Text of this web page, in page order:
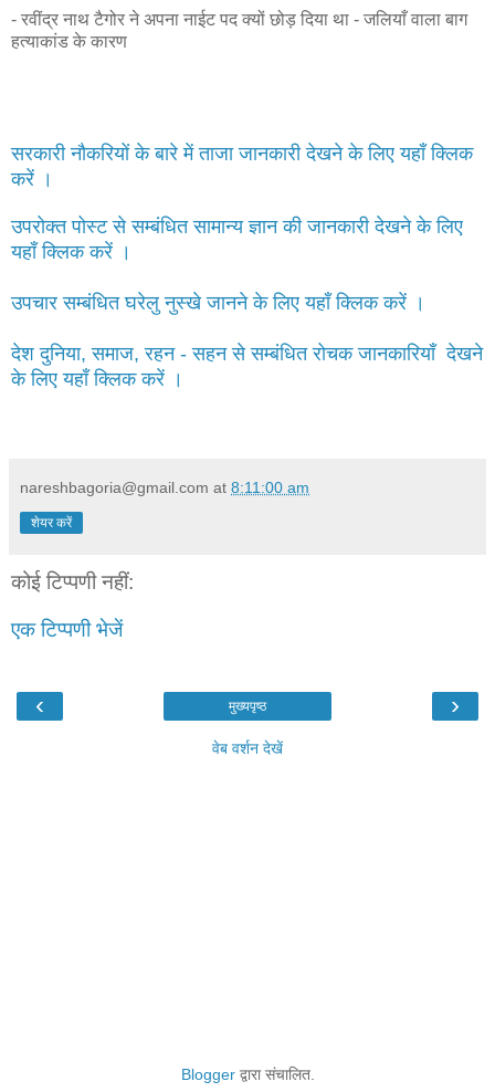
- रवींद्र नाथ टैगोर ने अपना नाईट पद क्यों छोड़ दिया था - जलियाँ वाला बाग
हत्याकांड के कारण
सरकारी नौकरियों के बारे में ताजा जानकारी देखने के लिए यहाँ क्लिक
करें ।
उपरोक्त पोस्ट से सम्बंधित सामान्य ज्ञान की जानकारी देखने के लिए
यहाँ क्लिक करें ।
उपचार सम्बंधित घरेलु नुस्खे जानने के लिए यहाँ क्लिक करें ।
देश दुनिया, समाज, रहन - सहन से सम्बंधित रोचक जानकारियाँ देखने
के लिए यहाँ क्लिक करें ।
nareshbagoria@gmail.com at 8:11:00 am
शेयर करें
कोई टिप्पणी नहीं:
एक टिप्पणी भेजें
‹ ›
मुख्यपृष्ठ
वेब वर्शन देखें
Bloggerद्वारा संचालित.